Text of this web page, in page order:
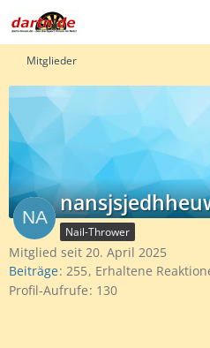
Mitglieder
Nail-Thrower
Mitglied seit 20. April 2025
Beiträge 255 Erhaltene
Profil-Aufrufe 130